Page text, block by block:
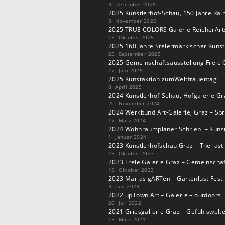
b
o
o
k
A
p
p
3. Dezember 2025
2025 Künstlerhof-Schau, 150 Jahre
3. November 2025
2025 TRUE COLORS Galerie
13. Oktober 2025
2025 160 Jahre Steiermärkischer
25. September 2025
2025 Gemeinschaftsausstellung Freie
17. Juni 2025
2025 Kunstaktion zumWeltfrauentag
8. April 2025
2024 Künstlerhof-Schau, Hofgalerie
20. November 2024
2024 Werkbund Art-Galerie, Graz –
17. März 2024
2024 Wohnraumplaner Schriebl –
1. Januar 2024
2023 Künstlerhofschau Graz – The
19. Oktober 2023
2023 Freie Galerie Graz –
18. Oktober 2023
2023 Marias gARTen – Gartenlust Fest
3. Juni 2023
2022 upTown Art – Galerie – outdoors
20. Juli 2022
2021 Griesgallerie Graz –
13. März 2021